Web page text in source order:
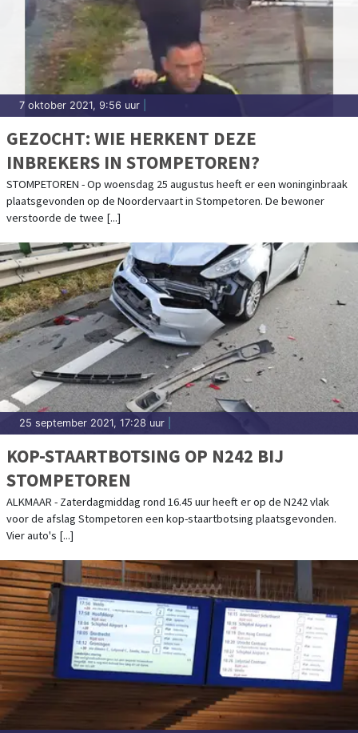
7 oktober 2021, 9:56 uur
GEZOCHT: WIE HERKENT DEZE
INBREKERS IN STOMPETOREN?
STOMPETOREN - Op woensdag 25 augustus heeft er een woninginbraak
plaatsgevonden op de Noordervaart in Stompetoren. De bewoner
verstoorde de twee [...]
25 september 2021, 17:28 uur
KOP-STAARTBOTSING OP N242 BIJ
STOMPETOREN
ALKMAAR - Zaterdagmiddag rond 16.45 uur heeft er op de N242 vlak
voor de afslag Stompetoren een kop-staartbotsing plaatsgevonden.
Vier auto's [...]